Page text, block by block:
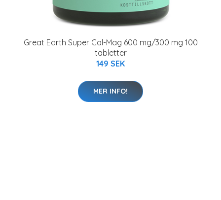
Great Earth Super Cal-Mag 600 mg/300 mg 100
tabletter
149 SEK
MER INFO!